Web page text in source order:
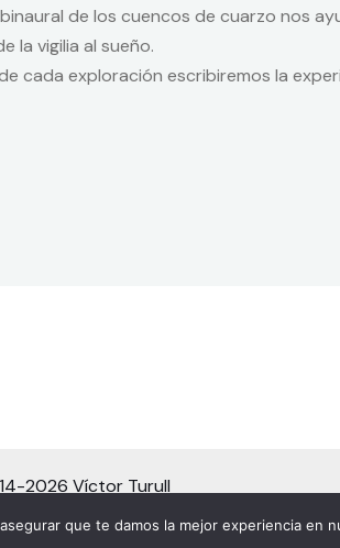
de los cuencos de cuarzo nos
la vigilia al sueño.
cada exploración escribiremos la
2026 Víctor Turull
derechos reservados
que te damos la mejor experiencia